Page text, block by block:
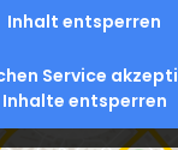
Inhalt entsperren
Service
Inhalte entsperren